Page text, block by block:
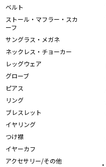
ベルト
ストール・マフラー・スカ
ーフ
サングラス・メガネ
ネックレス・チョーカー
レッグウェア
グローブ
ピアス
リング
ブレスレット
イヤリング
つけ襟
イヤーカフ
アクセサリー/その他